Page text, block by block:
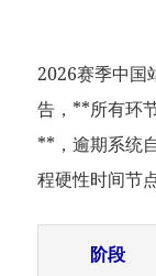
2026赛季中国
告，**所有环
**，逾期系统
程硬性时间节
阶段